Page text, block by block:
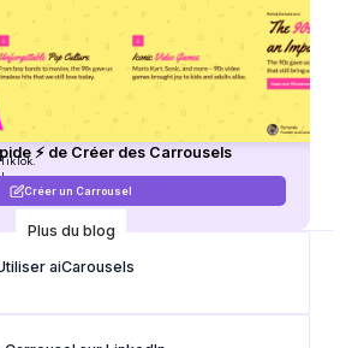
⚡ de Créer des Carrousels
!
Créer un Carrousel
Plus du blog
aiCarousels